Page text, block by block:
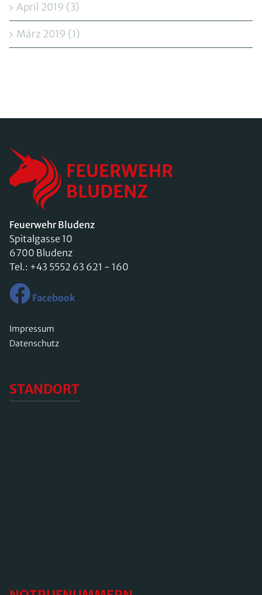
April 2019 (3)
März 2019 (1)
Feuerwehr Bludenz
Spitalgasse 10
6700 Bludenz
Tel.: +43 5552 63 621 - 160
Facebook
Impressum
Datenschutz
STANDORT